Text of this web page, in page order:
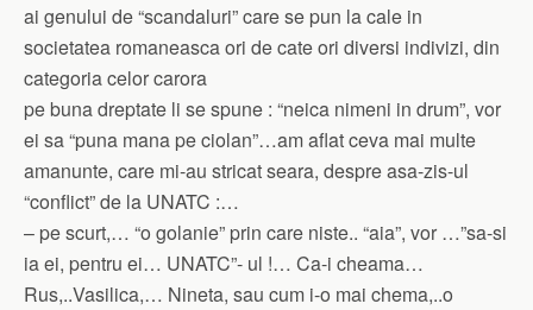
ai genului de “scandaluri” care se pun la cale in
societatea romaneasca ori de cate ori diversi indivizi, din
categoria celor carora
pe buna dreptate li se spune : “neica nimeni in drum”, vor
ei sa “puna mana pe ciolan”…am aflat ceva mai multe
amanunte, care mi-au stricat seara, despre asa-zis-ul
“conflict” de la UNATC :…
– pe scurt,… “o golanie” prin care niste.. “aia”, vor …”sa-si
ia ei, pentru ei… UNATC”- ul !… Ca-i cheama…
Rus,..Vasilica,… Nineta, sau cum i-o mai chema,..o